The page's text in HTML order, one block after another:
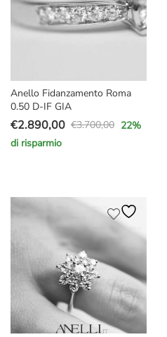
Anello Fidanzamento Roma
0.50 D-IF GIA
€3.700,00
Il
prezzo
€3.700,00.
€2.890,00
Il
prezzo
€2.890,00.
22%
di risparmio